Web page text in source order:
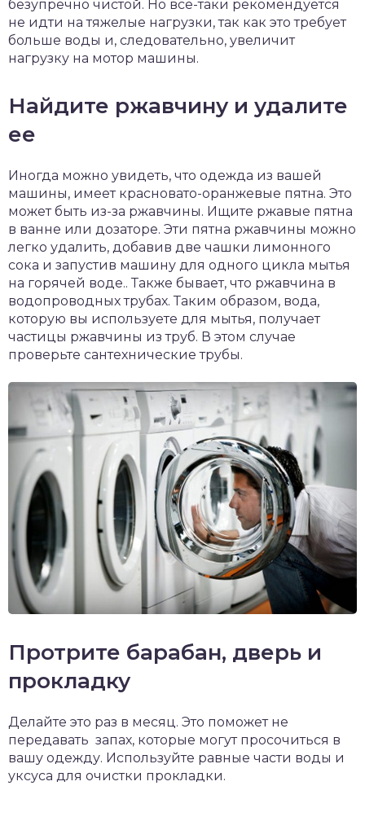
безупречно чистой. Но все-таки рекомендуется
не идти на тяжелые нагрузки, так как это требует
больше воды и, следовательно, увеличит
нагрузку на мотор машины.
Найдите ржавчину и удалите
ее
Иногда можно увидеть, что одежда из вашей
машины, имеет красновато-оранжевые пятна. Это
может быть из-за ржавчины. Ищите ржавые пятна
в ванне или дозаторе. Эти пятна ржавчины можно
легко удалить, добавив две чашки лимонного
сока и запустив машину для одного цикла мытья
на горячей воде.. Также бывает, что ржавчина в
водопроводных трубах. Таким образом, вода,
которую вы используете для мытья, получает
частицы ржавчины из труб. В этом случае
проверьте сантехнические трубы.
Протрите барабан, дверь и
прокладку
Делайте это раз в месяц. Это поможет не
передавать запах, которые могут просочиться в
вашу одежду. Используйте равные части воды и
уксуса для очистки прокладки.